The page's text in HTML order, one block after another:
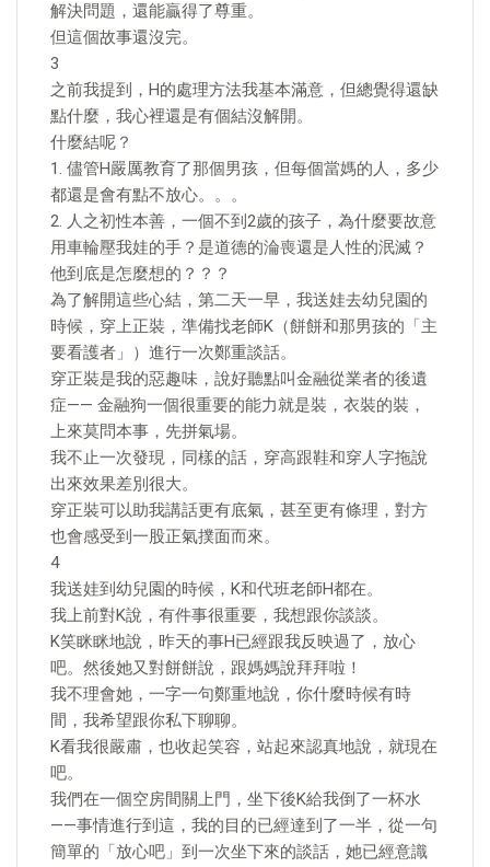
解決問題，還能贏得了尊重。
但這個故事還沒完。
3
之前我提到，H的處理方法我基本滿意，但總覺得還缺
點什麼，我心裡還是有個結沒解開。
什麼結呢？
1. 儘管H嚴厲教育了那個男孩，但每個當媽的人，多少
都還是會有點不放心。。。
2. 人之初性本善，一個不到2歲的孩子，為什麼要故意
用車輪壓我娃的手？是道德的淪喪還是人性的泯滅？
他到底是怎麼想的？？？
為了解開這些心結，第二天一早，我送娃去幼兒園的
時候，穿上正裝，準備找老師K（餅餅和那男孩的「主
要看護者」）進行一次鄭重談話。
穿正裝是我的惡趣味，說好聽點叫金融從業者的後遺
症—— 金融狗一個很重要的能力就是裝，衣裝的裝，
上來莫問本事，先拼氣場。
我不止一次發現，同樣的話，穿高跟鞋和穿人字拖說
出來效果差別很大。
穿正裝可以助我講話更有底氣，甚至更有條理，對方
也會感受到一股正氣撲面而來。
4
我送娃到幼兒園的時候，K和代班老師H都在。
我上前對K說，有件事很重要，我想跟你談談。
K笑眯眯地說，昨天的事H已經跟我反映過了，放心
吧。然後她又對餅餅說，跟媽媽說拜拜啦！
我不理會她，一字一句鄭重地說，你什麼時候有時
間，我希望跟你私下聊聊。
K看我很嚴肅，也收起笑容，站起來認真地說，就現在
吧。
我們在一個空房間關上門，坐下後K給我倒了一杯水
——事情進行到這，我的目的已經達到了一半，從一句
簡單的「放心吧」到一次坐下來的談話，她已經意識